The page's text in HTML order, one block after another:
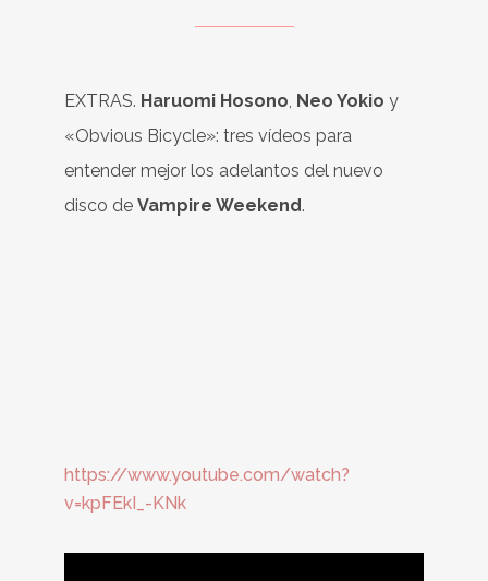
EXTRAS. Haruomi Hosono, Neo Yokio y
«Obvious Bicycle»: tres vídeos para
entender mejor los adelantos del nuevo
disco de Vampire Weekend.
https://www.youtube.com/watch?
v=kpFEkI_-KNk